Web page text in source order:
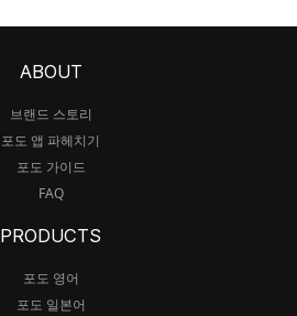
ABOUT
브랜드 스토리
포도 앱 파헤치기
포도 가이드
FAQ
PRODUCTS
포도 영어
포도 일본어